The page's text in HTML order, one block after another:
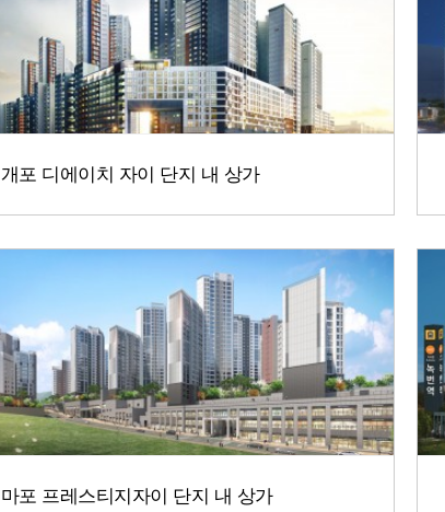
개포 디에이치 자이 단지 내 상가
마포 프레스티지자이 단지 내 상가